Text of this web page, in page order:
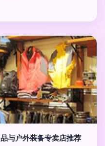
与户外装备专卖店推荐